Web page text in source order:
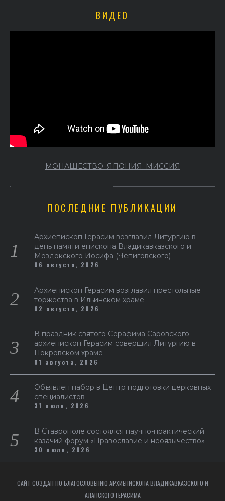
ВИДЕО
МОНАШЕСТВО. ЯПОНИЯ. МИССИЯ
ПОСЛЕДНИЕ ПУБЛИКАЦИИ
Архиепископ Герасим возглавил Литургию в
день памяти епископа Владикавказского и
Моздокского Иосифа (Чепиговского)
06 августа, 2026
Архиепископ Герасим возглавил престольные
торжества в Ильинском храме
02 августа, 2026
В праздник святого Серафима Саровского
архиепископ Герасим совершил Литургию в
Покровском храме
01 августа, 2026
Объявлен набор в Центр подготовки церковных
специалистов
31 июля, 2026
В Ставрополе состоялся научно-практический
казачий форум «Православие и неоязычество»
30 июля, 2026
САЙТ СОЗДАН ПО БЛАГОСЛОВЕНИЮ АРХИЕПИСКОПА ВЛАДИКАВКАЗСКОГО И
АЛАНСКОГО ГЕРАСИМА